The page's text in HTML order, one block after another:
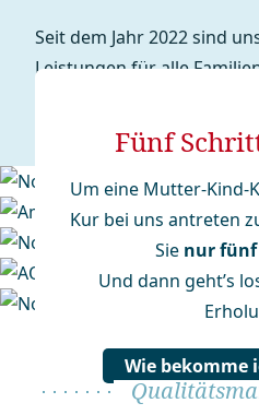
Seit dem Jahr 2022 sind
Leistungen für alle
Mittelpunkt!Fünf
Um eine Mutter-Kind-
Kur bei uns antreten
Sie nur
Und dann geht’s
Wie bekomme